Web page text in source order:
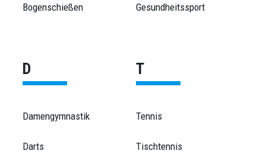
Bogenschießen
D
Damengymnastik
Darts
Gesundheitssport
T
Tennis
Tischtennis